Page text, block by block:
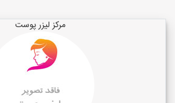
مرکز لیزر پوست